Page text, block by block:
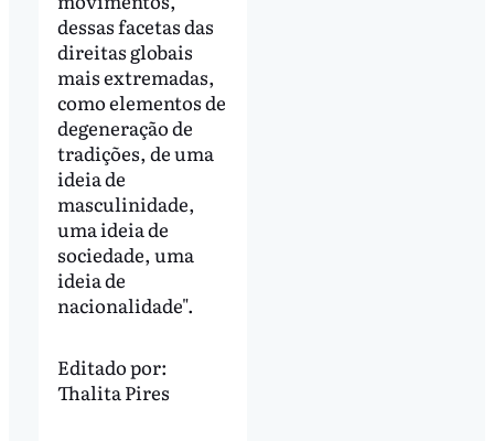
dessas facetas das
direitas globais
mais extremadas,
como elementos de
degeneração de
tradições, de uma
ideia de
masculinidade,
uma ideia de
sociedade, uma
ideia de
nacionalidade".
Editado por:
Thalita Pires